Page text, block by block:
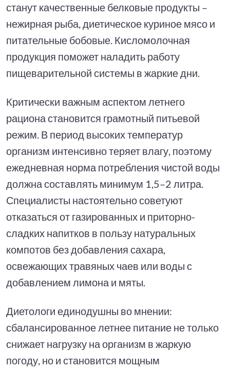
станут качественные белковые продукты –
нежирная рыба, диетическое куриное мясо и
питательные бобовые. Кисломолочная
продукция поможет наладить работу
пищеварительной системы в жаркие дни.
Критически важным аспектом летнего
рациона становится грамотный питьевой
режим. В период высоких температур
организм интенсивно теряет влагу, поэтому
ежедневная норма потребления чистой воды
должна составлять минимум 1,5–2 литра.
Специалисты настоятельно советуют
отказаться от газированных и приторно-
сладких напитков в пользу натуральных
компотов без добавления сахара,
освежающих травяных чаев или воды с
добавлением лимона и мяты.
Диетологи единодушны во мнении:
сбалансированное летнее питание не только
снижает нагрузку на организм в жаркую
погоду, но и становится мощным